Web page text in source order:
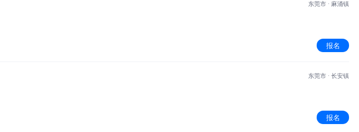
东莞市 · 麻涌镇
报名
东莞市 · 长安镇
报名